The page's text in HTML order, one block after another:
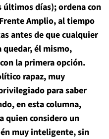
días); ordena con
Amplio, al tiempo
antes de que cualquier
él mismo,
la primera opción.
rapaz, muy
para saber
en esta columna,
quien considero un
muy inteligente, sin